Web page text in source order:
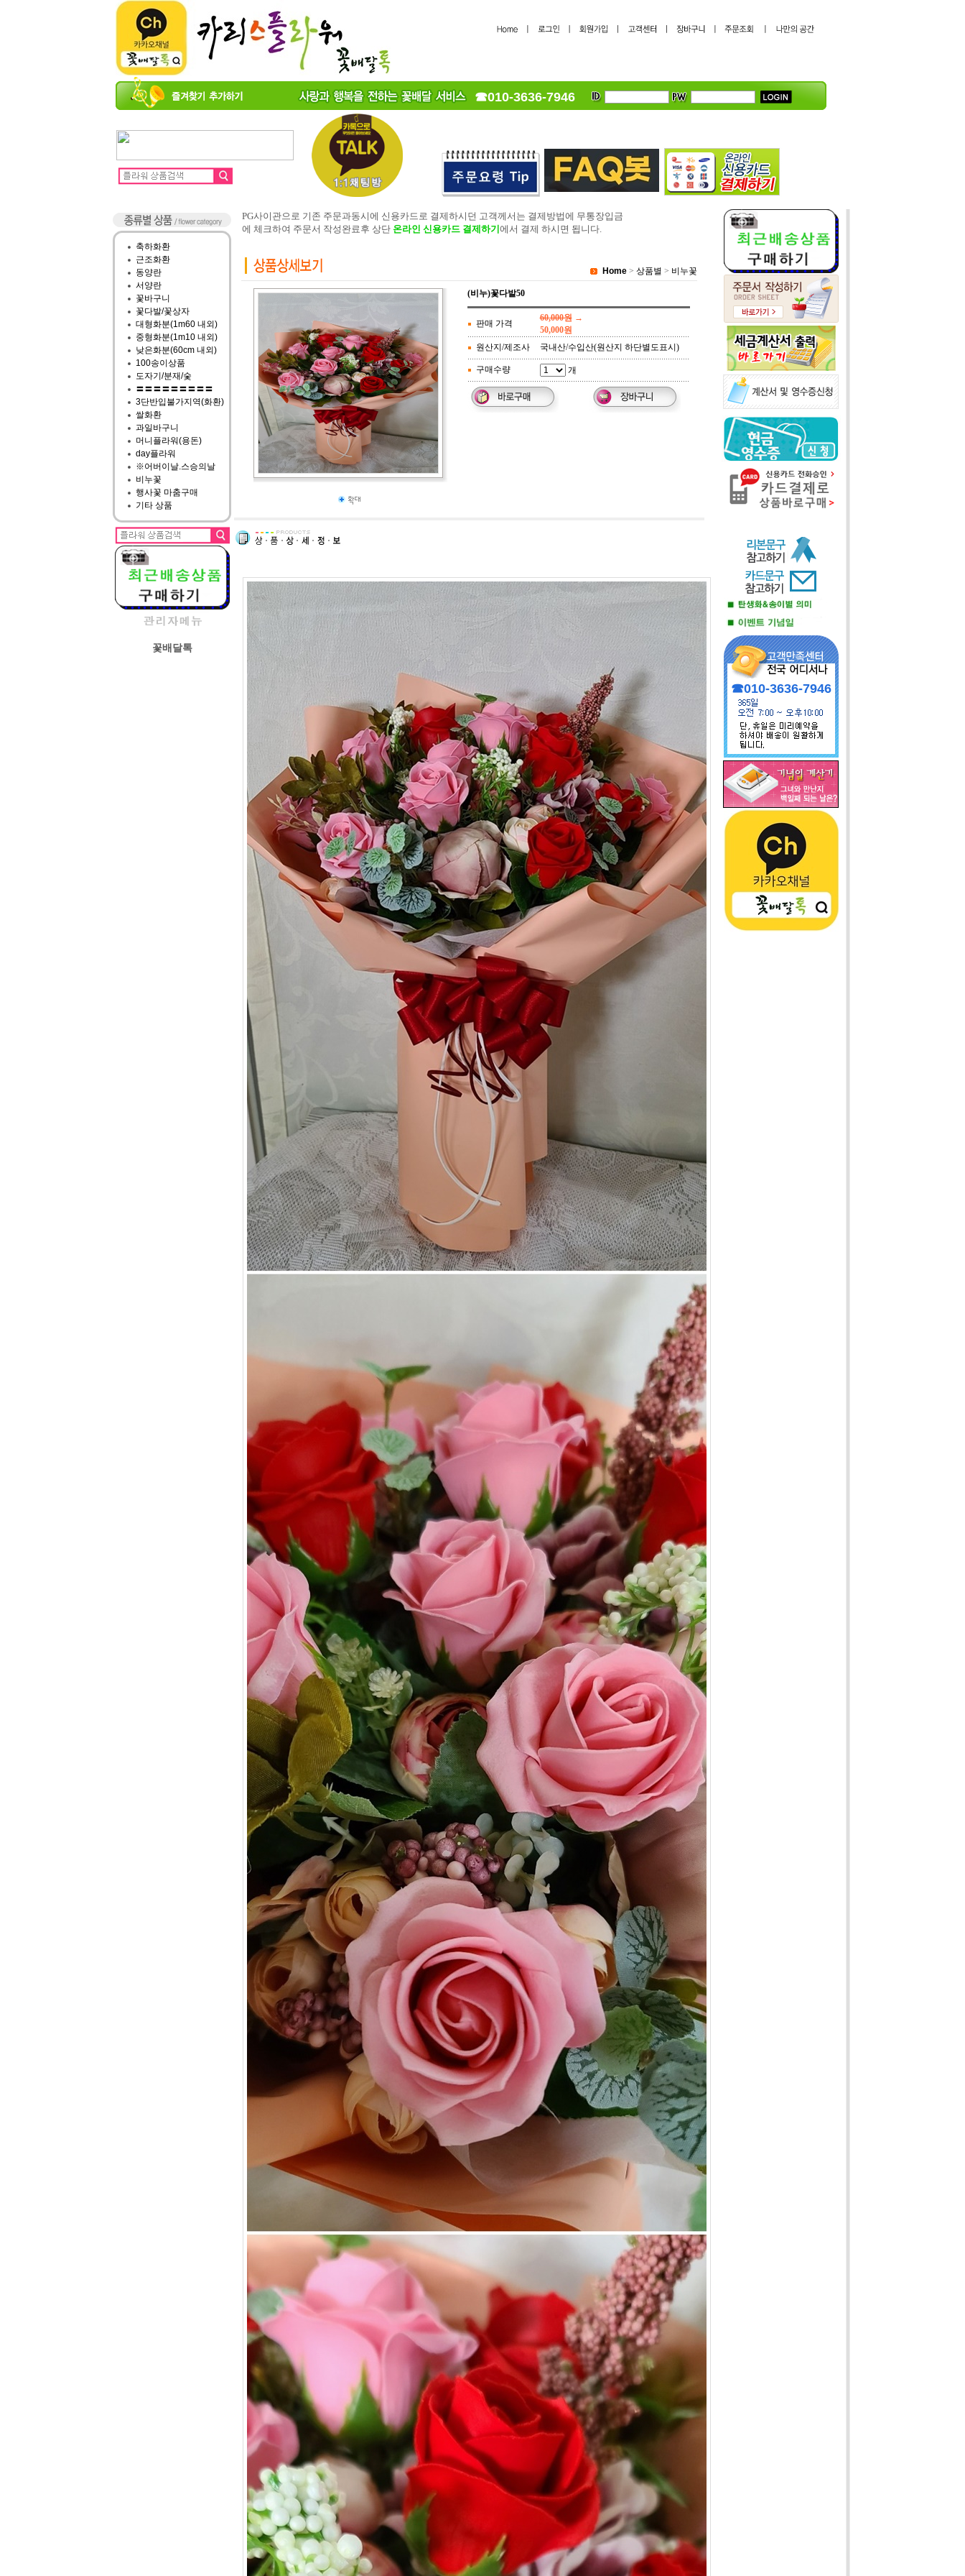
☎010-3636-7946
축하화환
근조화환
동양란
서양란
꽃바구니
꽃다발/꽃상자
대형화분(1m60 내외)
중형화분(1m10 내외)
낮은화분(60cm 내외)
100송이상품
도자기/분재/숯
〓〓〓〓〓〓〓〓〓
3단반입불가지역(화환)
쌀화환
과일바구니
머니플라워(용돈)
day플라워
※어버이날.스승의날
비누꽃
행사꽃 마춤구매
기타 상품
꽃배달톡
PG사이관으로 기존 주문과동시에 신용카드로 결제하시던 고객께서는 결제방법에 무통장입금
에 체크하여 주문서 작성완료후 상단 온라인 신용카드 결제하기 에서 결제 하시면 됩니다.
Home> 상품별 > 비누꽃
(비누)꽃다발50
판매 가격
60,000원→
50,000원
원산지/제조사
국내산/수입산(원산지 하단별도표시)
구매수량 개
☎010-3636-7946